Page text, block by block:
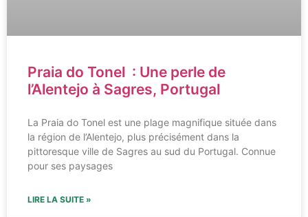
Praia do Tonel : Une perle de
l’Alentejo à Sagres, Portugal
La Praia do Tonel est une plage magnifique située dans
la région de l’Alentejo, plus précisément dans la
pittoresque ville de Sagres au sud du Portugal. Connue
pour ses paysages
LIRE LA SUITE »